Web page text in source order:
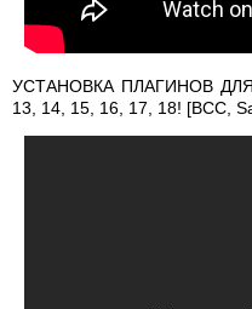
УСТАНОВКА ПЛАГИНОВ
13, 14, 15, 16, 17, 18! [BCC,